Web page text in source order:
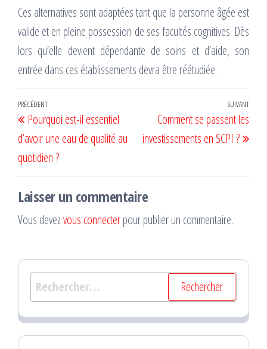
Ces alternatives sont adaptées tant que la personne âgée est
valide et en pleine possession de ses facultés cognitives. Dès
lors qu’elle devient dépendante de soins et d’aide, son
entrée dans ces établissements devra être réétudiée.
Navigation
de
l’article
Article
précédent
PRÉCÉDENT
Pourquoi est-il essentiel
d’avoir une eau de qualité au
quotidien ?
SUIVANT
Comment se passent les
investissements en SCPI ?
Laisser un commentaire
Vous devezvous connecterpour publier un commentaire.
Rechercher :